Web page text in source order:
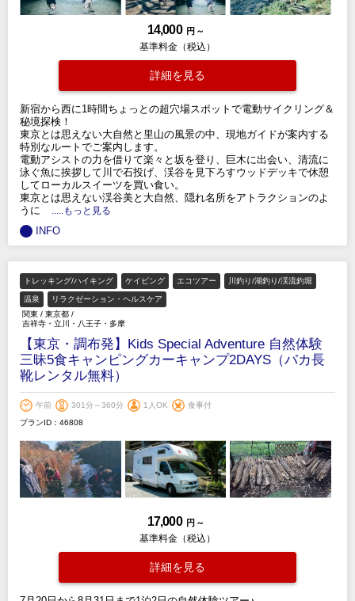
14,000 円 ～
基準料金（税込）
詳細を見る
新宿から西に1時間ちょっとの超穴場スポットで電動サイクリング＆
秘境探検！
東京とは思えない大自然と里山の風景の中、現地ガイドが案内する
特別なルートでご案内します。
電動アシストの力を借りて楽々と坂を登り、巨木に出会い、清流に
泳ぐ魚に挨拶して川で石投げ、渓谷を見下ろすウッドデッキで休憩
してローカルスイーツを買い食い。
東京とは思えない渓谷美と大自然、隠れ名所をアトラクションのよ
うに
.....もっと見る
INFO
トレッキング/ハイキング ケイビング エコツアー 川釣り/湖釣り/渓流釣堀
温泉
リラクゼーション・ヘルスケア
関東 / 東京都 /
吉祥寺・立川・八王子・多摩
【東京・調布発】Kids Special Adventure 自然体験
三昧5食キャンピングカーキャンプ2DAYS（バカ長
靴レンタル無料）
午前 301分～360分 1人OK
食事付
プランID：46808
17,000 円 ～
基準料金（税込）
詳細を見る